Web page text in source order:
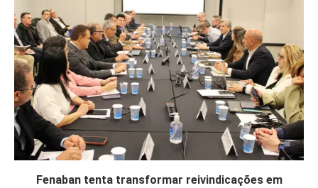
Fenaban tenta transformar reivindicações em